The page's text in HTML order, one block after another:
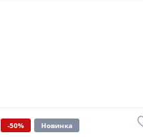
-50% Новинка